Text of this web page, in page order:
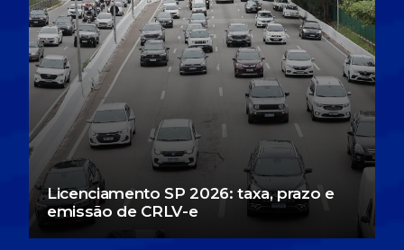
ZUL+
BUSCA
Licenciamento SP 2026: taxa, prazo e
emissão de CRLV-e